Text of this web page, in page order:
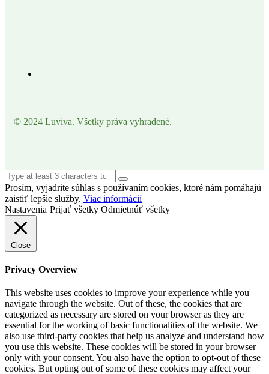
© 2024 Luviva. Všetky práva vyhradené.
Prosím, vyjadrite súhlas s používaním cookies, ktoré nám pomáhajú
zaistiť lepšie služby. Viac informácií
Nastavenia Prijať všetky Odmietnúť všetky
Close
Privacy Overview
This website uses cookies to improve your experience while you
navigate through the website. Out of these, the cookies that are
categorized as necessary are stored on your browser as they are
essential for the working of basic functionalities of the website. We
also use third-party cookies that help us analyze and understand how
you use this website. These cookies will be stored in your browser
only with your consent. You also have the option to opt-out of these
cookies. But opting out of some of these cookies may affect your